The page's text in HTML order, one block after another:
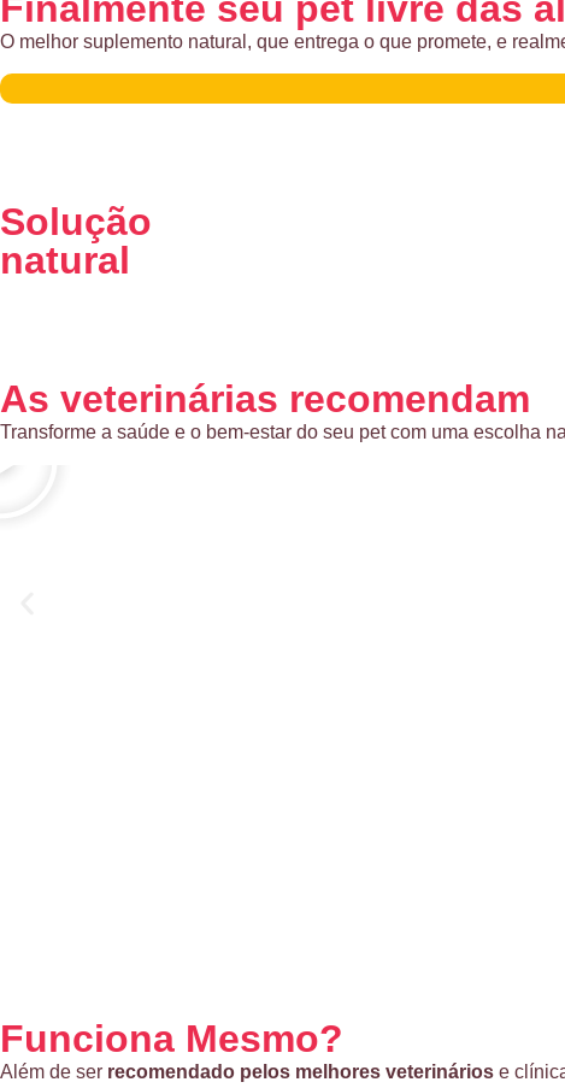
O melhor suplemento natural, que entrega o que promete, e
Solução
natural
As veterinárias recomendam
Transforme a saúde e o bem-estar do seu pet com uma escolha
Funciona Mesmo?
Além de ser recomendado pelos melhores veterinários e